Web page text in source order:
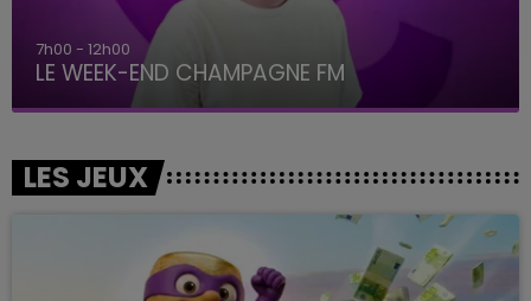
7h00 - 12h00
LE WEEK-END CHAMPAGNE FM
LES JEUX